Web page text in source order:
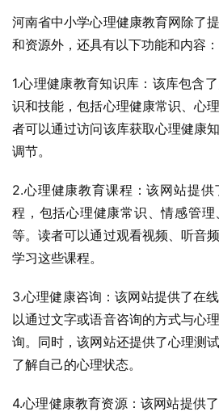
河南省中小学心理健康教育网除了
和资源外，还具有以下功能和内容：
1.心理健康教育知识库：该库包含
识和技能，包括心理健康常识、心
者可以通过访问该库获取心理健康
调节。
2.心理健康教育课程：该网站提
程，包括心理健康常识、情感管
等。读者可以通过观看视频、听音
学习这些课程。
3.心理健康咨询：该网站提供了在
以通过文字或语音咨询的方式与心
询。同时，该网站还提供了心理测
了解自己的心理状态。
4.心理健康教育资源：该网站提供